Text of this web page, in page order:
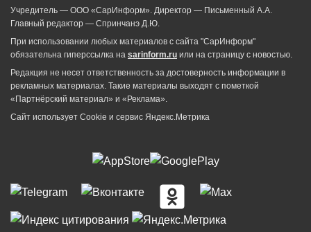
Учредитель — ООО «СарИнформ». Директор — Письменный А.А.
Главный редактор — Спринчанэ Д.Ю.
При использовании любых материалов с сайта "СарИнформ"
обязательна гиперссылка на sarinform.ru или на страницу с новостью.
Редакция не несет ответственность за достоверность информации в
рекламных материалах. Такие материалы выходят с пометкой
«Партнёрский материал» и «Реклама».
Сайт использует Cookie и сервиc Яндекс.Метрика